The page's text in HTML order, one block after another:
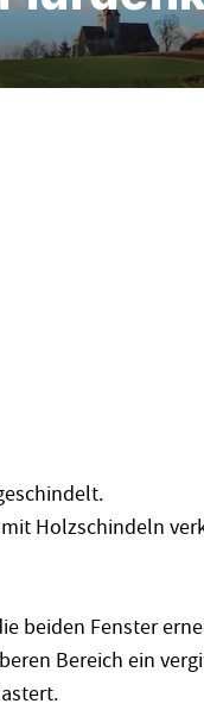
Holzschindeln
beiden Fenster
Bereich ein